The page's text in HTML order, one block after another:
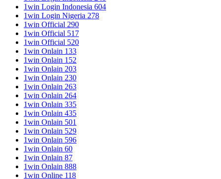
1win Login Indonesia 604
1win Login Nigeria 278
1win Official 290
1win Official 517
1win Official 520
1win Onlain 133
1win Onlain 152
1win Onlain 203
1win Onlain 230
1win Onlain 263
1win Onlain 264
1win Onlain 335
1win Onlain 435
1win Onlain 501
1win Onlain 529
1win Onlain 596
1win Onlain 60
1win Onlain 87
1win Onlain 888
1win Online 118